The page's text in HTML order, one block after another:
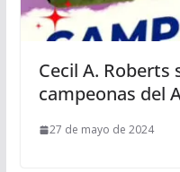
Cecil A.
campeonas del
27 de mayo de 2024